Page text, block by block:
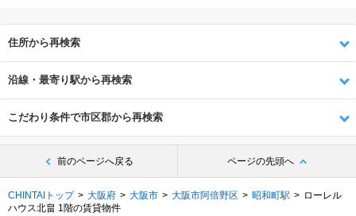
住所から再検索
沿線・最寄り駅から再検索
こだわり条件で市区郡から再検索
前のページへ戻る ページの先頭へ
CHINTAIトップ 大阪府 大阪市 大阪市阿倍野区 昭和町駅
ローレル
ハウス北畠 1階の賃貸物件